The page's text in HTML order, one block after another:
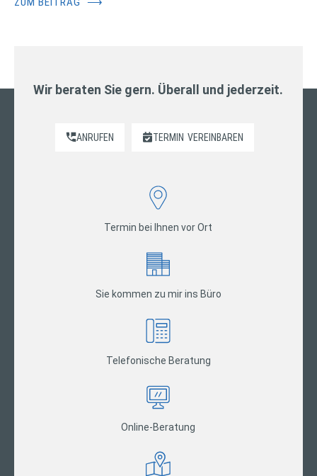
Wir beraten Sie gern. Überall und jederzeit.
ANRUFEN TERMIN VEREINBAREN
Termin bei Ihnen vor Ort
Sie kommen zu mir ins Büro
Telefonische Beratung
Online-Beratung